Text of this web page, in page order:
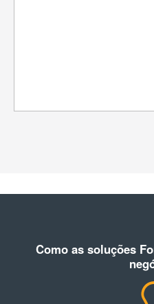
Como as soluções